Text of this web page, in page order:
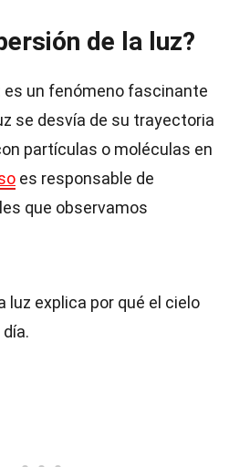
de la luz?
es un fenómeno fascinante
se desvía de su trayectoria
partículas o moléculas en
es responsable de
que observamos
luz explica por qué el cielo